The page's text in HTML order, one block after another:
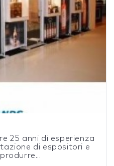
25 anni di esperienza
di espositori e